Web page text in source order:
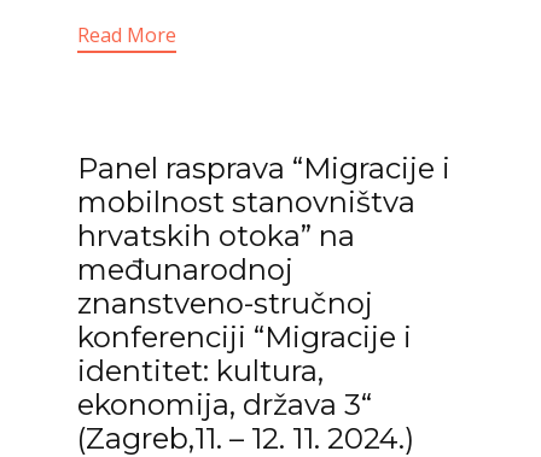
Read More
Panel rasprava “Migracije i
mobilnost stanovništva
hrvatskih otoka” na
međunarodnoj
znanstveno-stručnoj
konferenciji “Migracije i
identitet: kultura,
ekonomija, država 3“
(Zagreb,11. – 12. 11. 2024.)